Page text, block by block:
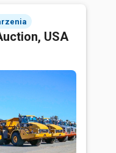
USA